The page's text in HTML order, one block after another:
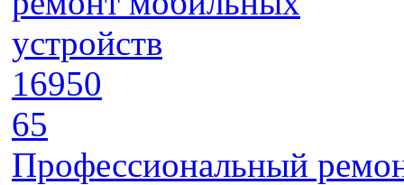
16950
65
Профессиональный